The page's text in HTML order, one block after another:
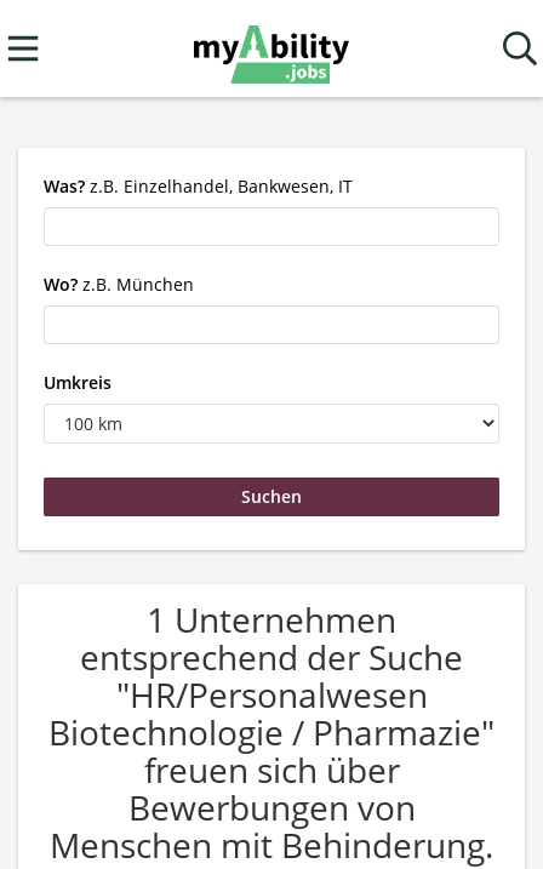
Was? z.B. Einzelhandel, Bankwesen, IT
Wo? z.B. München
Umkreis
1 Unternehmen
entsprechend der Suche
"HR/Personalwesen
Biotechnologie / Pharmazie"
freuen sich über
Bewerbungen von
Menschen mit Behinderung.